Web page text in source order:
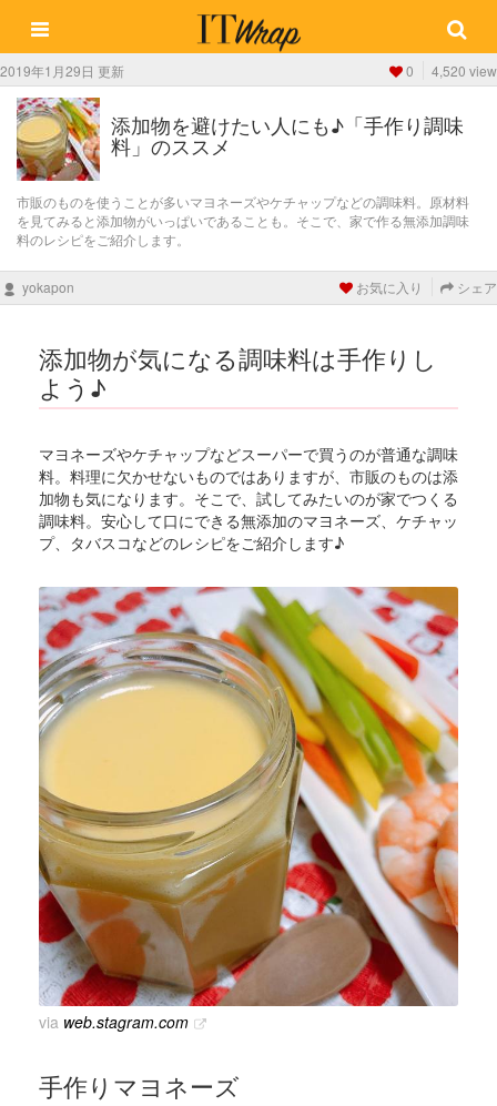
2019年1月29日 更新 0 4,520 view
添加物を避けたい人にも♪「手作り調味
料」のススメ
市販のものを使うことが多いマヨネーズやケチャップなどの調味料。原材料
を見てみると添加物がいっぱいであることも。そこで、家で作る無添加調味
料のレシピをご紹介します。
yokapon お気に入り シェア
添加物が気になる調味料は手作りし
よう♪
マヨネーズやケチャップなどスーパーで買うのが普通な調味
料。料理に欠かせないものではありますが、市販のものは添
加物も気になります。そこで、試してみたいのが家でつくる
調味料。安心して口にできる無添加のマヨネーズ、ケチャッ
プ、タバスコなどのレシピをご紹介します♪
via web.stagram.com
手作りマヨネーズ